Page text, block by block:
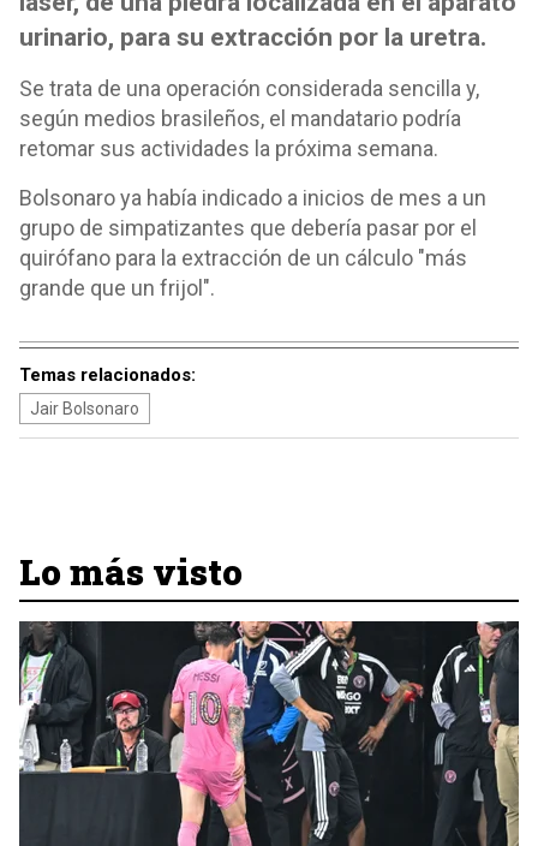
urinario, para su extracción por la uretra.
Se trata de una operación considerada sencilla y,
según medios brasileños, el mandatario podría
retomar sus actividades la próxima semana.
Bolsonaro ya había indicado a inicios de mes a un
grupo de simpatizantes que debería pasar por el
quirófano para la extracción de un cálculo "más
grande que un frijol".
Temas relacionados:
Jair Bolsonaro
Lo más visto